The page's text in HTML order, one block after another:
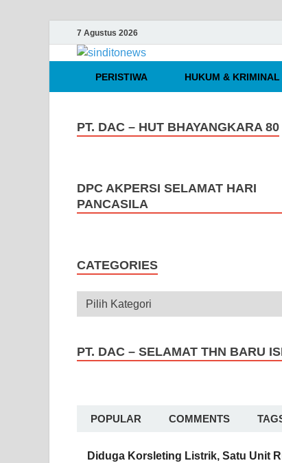
7 Agustus 2026
Media Independen Faktual
PERISTIWA
HUKUM & KRIMINAL
PT. DAC – HUT BHAYANGKARA 80
DPC AKPERSI SELAMAT HARI
PANCASILA
CATEGORIES
PT. DAC – SELAMAT THN BARU
POPULAR COMMENTS
Diduga Korsleting Listrik, Satu Unit